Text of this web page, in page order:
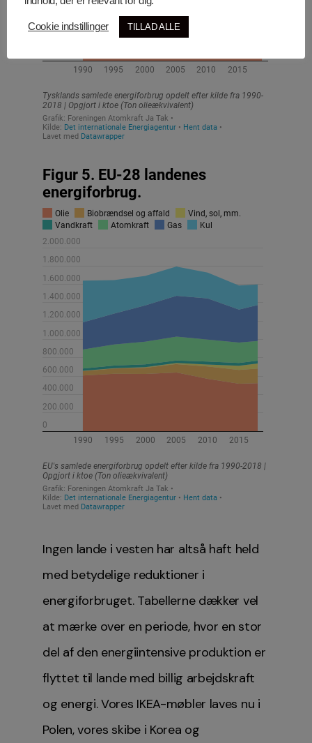
Ingen lande i vesten har altså haft held
med betydelige reduktioner i
energiforbruget. Tabellerne dækker vel
at mærke over en periode, hvor en stor
del af den energiintensive produktion er
flyttet til lande med billig arbejdskraft
og energi. Vores IKEA-møbler laves nu i
Polen, vores skibe i Korea og
Cookie indstillinger TILLAD ALLE